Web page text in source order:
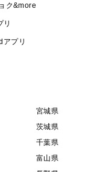
ク&more
リ
アプリ
宮城県
茨城県
千葉県
富山県